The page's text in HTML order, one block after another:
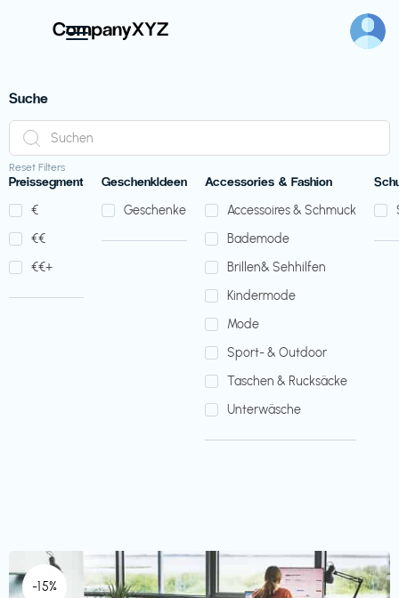
Suche
Reset Filters
Preissegment
€‎
€‎€‎
€‎€‎+
GeschenkIdeen
Geschenke
Accessories & Fashion
Accessoires & Schmuck
Bademode
Brillen& Sehhilfen
Kindermode
Mode
Sport- & Outdoor
Taschen & Rucksäcke
Unterwäsche
-15%